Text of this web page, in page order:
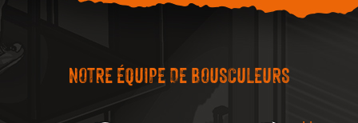
NOTRE ÉQUIPE DE BOUSCULEURS